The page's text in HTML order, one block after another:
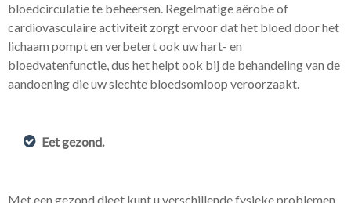
bloedcirculatie te beheersen. Regelmatige aërobe of
cardiovasculaire activiteit zorgt ervoor dat het bloed door het
lichaam pompt en verbetert ook uw hart- en
bloedvatenfunctie, dus het helpt ook bij de behandeling van de
aandoening die uw slechte bloedsomloop veroorzaakt.
Eet gezond.
Met een gezond dieet kunt u verschillende fysieke problemen